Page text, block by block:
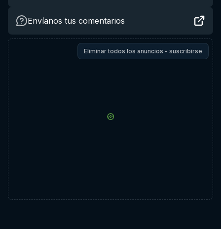
Envíanos tus comentarios
Eliminar todos los anuncios - suscribirse